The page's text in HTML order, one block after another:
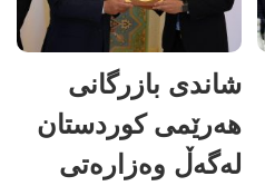
شاندی بازرگانی
هەرێمی کوردستان
لەگەڵ وەزارەتی